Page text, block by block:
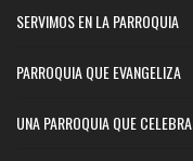
SERVIMOS EN LA PARROQUIA
PARROQUIA QUE EVANGELIZA
UNA PARROQUIA QUE CELEBRA